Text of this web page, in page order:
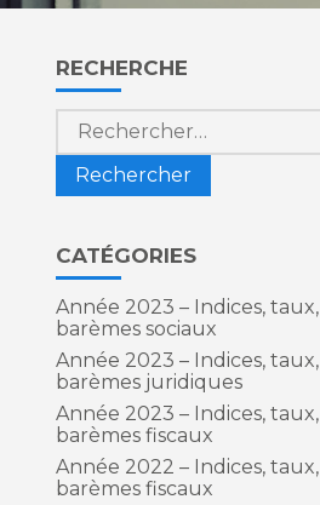
Blog
sidebar
RECHERCHE
Rechercher :
CATÉGORIES
Année 2023 – Indices, taux,
barèmes sociaux
Année 2023 – Indices, taux,
barèmes juridiques
Année 2023 – Indices, taux,
barèmes fiscaux
Année 2022 – Indices, taux,
barèmes fiscaux